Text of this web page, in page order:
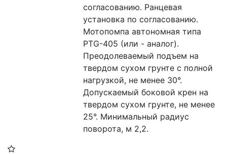
согласованию. Ранцевая
установка по согласованию.
Мотопомпа автономная типа
PTG-405 (или - аналог).
Преодолеваемый подъем на
твердом сухом грунте с полной
нагрузкой, не менее 30°.
Допускаемый боковой крен на
твердом сухом грунте, не менее
25°. Минимальный радиус
поворота, м 2,2.